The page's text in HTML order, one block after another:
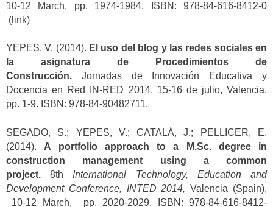
10-12 March, pp. 1974-1984. ISBN: 978-84-616-8412-0
(link)
YEPES, V. (2014). El uso del blog y las redes sociales en
la asignatura de Procedimientos de
Construcción. Jornadas de Innovación Educativa y
Docencia en Red IN-RED 2014. 15-16 de julio, Valencia,
pp. 1-9. ISBN: 978-84-90482711.
SEGADO, S.; YEPES, V.; CATALÁ, J.; PELLICER, E.
(2014). A portfolio approach to a M.Sc. degree in
construction management using a common
project. 8th International Technology, Education and
Development Conference, INTED 2014, Valencia (Spain),
10-12 March, pp. 2020-2029. ISBN: 978-84-616-8412-